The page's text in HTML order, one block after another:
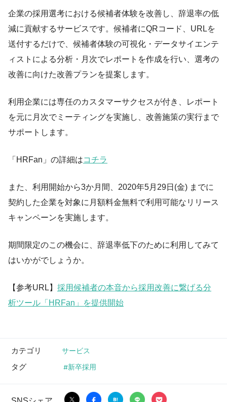
企業の採用選考における候補者体験を改善し、辞退率の低
減に貢献するサービスです。候補者にQRコード、URLを
送付するだけで、候補者体験の可視化・データサイエンテ
ィストによる分析・月次でレポートを作成を行い、選考の
改善に向けた改善プランを提案します。
利用企業には専任のカスタマーサクセスが付き、レポート
を元に月次でミーティングを実施し、改善施策の実行まで
サポートします。
「HRFan」の詳細はコチラ
また、利用開始から3か月間、2020年5月29日(金) までに
契約した企業を対象に月額料金無料で利用可能なリリース
キャンペーンを実施します。
期間限定のこの機会に、辞退率低下のために利用してみて
はいかがでしょうか。
【参考URL】 採用候補者の本音から採用改善に繋げる分
析ツール「HRFan」を提供開始
カテゴリ サービス
タグ 新卒採用